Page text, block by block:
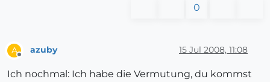
0
A azuby 15 Jul 2008, 11:08
Ich nochmal: Ich habe die Vermutung, du kommst